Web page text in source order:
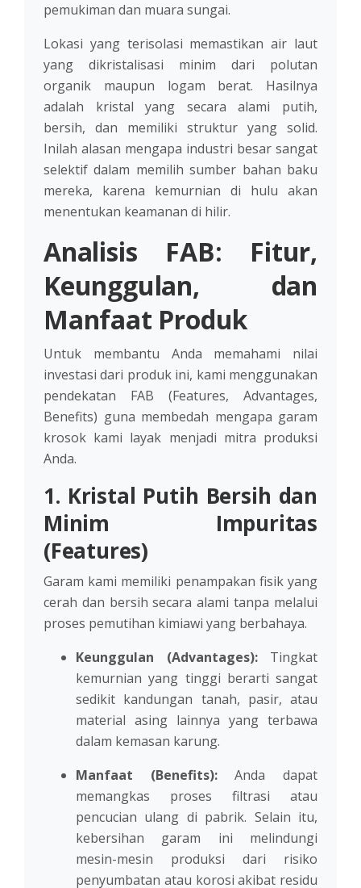
pemukiman dan muara sungai.
Lokasi yang terisolasi memastikan air laut
yang dikristalisasi minim dari polutan
organik maupun logam berat. Hasilnya
adalah kristal yang secara alami putih,
bersih, dan memiliki struktur yang solid.
Inilah alasan mengapa industri besar sangat
selektif dalam memilih sumber bahan baku
mereka, karena kemurnian di hulu akan
menentukan keamanan di hilir.
Analisis FAB: Fitur,
Keunggulan, dan
Manfaat Produk
Untuk membantu Anda memahami nilai
investasi dari produk ini, kami menggunakan
pendekatan FAB (Features, Advantages,
Benefits) guna membedah mengapa garam
krosok kami layak menjadi mitra produksi
Anda.
1. Kristal Putih Bersih dan
Minim Impuritas
(Features)
Garam kami memiliki penampakan fisik yang
cerah dan bersih secara alami tanpa melalui
proses pemutihan kimiawi yang berbahaya.
Keunggulan (Advantages):Tingkat
kemurnian yang tinggi berarti sangat
sedikit kandungan tanah, pasir, atau
material asing lainnya yang terbawa
dalam kemasan karung.
Manfaat (Benefits):Anda dapat
memangkas proses filtrasi atau
pencucian ulang di pabrik. Selain itu,
kebersihan garam ini melindungi
mesin-mesin produksi dari risiko
penyumbatan atau korosi akibat residu